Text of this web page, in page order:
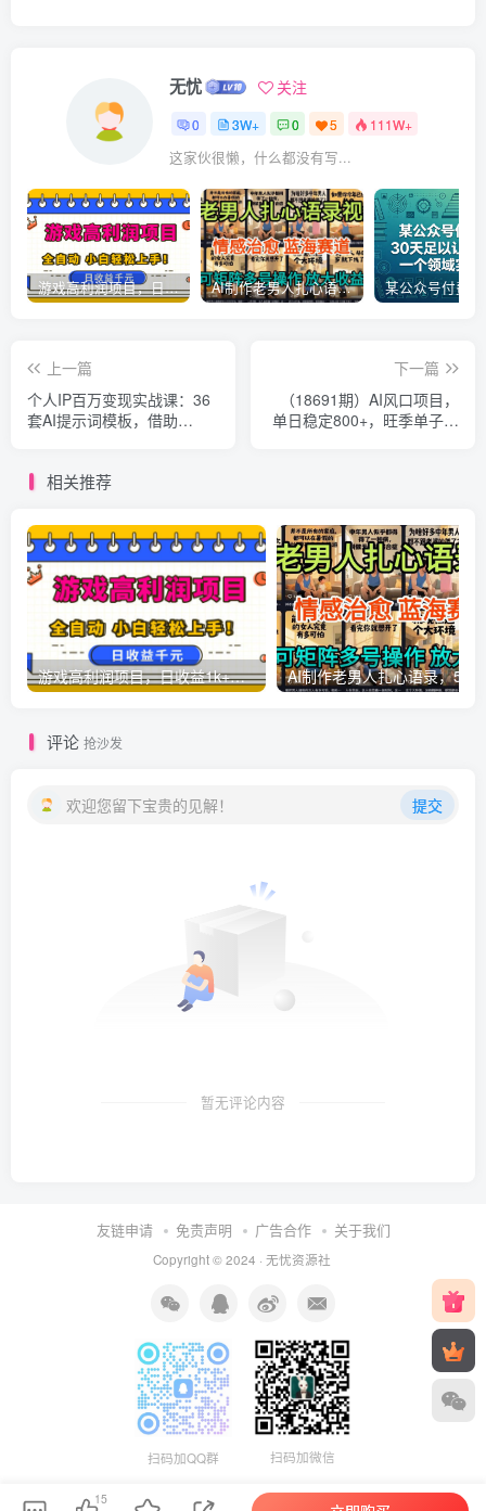
无忧 关注
0 3W+ 0 5 111W+
这家伙很懒，什么都没有写...
游戏高利润项目，日收益1k+，全自动，无需值守，解放双手，小白轻松上手【揭秘】 AI制作老男人扎心语录，5分钟一条，操作简单，流量非常大，保姆级教程
上一篇
个人IP百万变现实战课：36
套AI提示词模板，借助
下一篇
（18691期）AI风口项目，
单日稳定800+，旺季单子做
相关推荐
游戏高利润项目，日收益1k+，全自动，无需值守，解放双手，小白轻松上手【揭秘】
评论 抢沙发
欢迎您留下宝贵的见解！ 提交
暂无评论内容
友链申请 免责声明 广告合作 关于我们
Copyright © 2024 · 无忧资源社
扫码加QQ群 扫码加微信
15